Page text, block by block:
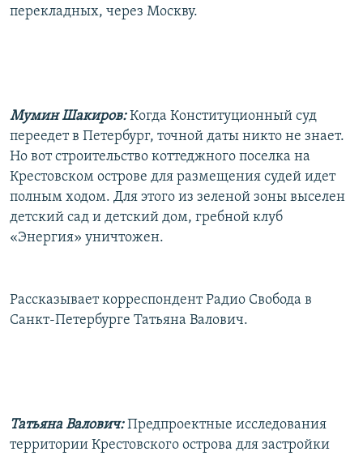
перекладных, через Москву.
Мумин Шакиров: Когда Конституционный суд
переедет в Петербург, точной даты никто не знает.
Но вот строительство коттеджного поселка на
Крестовском острове для размещения судей идет
полным ходом. Для этого из зеленой зоны выселен
детский сад и детский дом, гребной клуб
«Энергия» уничтожен.
Рассказывает корреспондент Радио Свобода в
Санкт-Петербурге Татьяна Валович.
Татьяна Валович: Предпроектные исследования
территории Крестовского острова для застройки